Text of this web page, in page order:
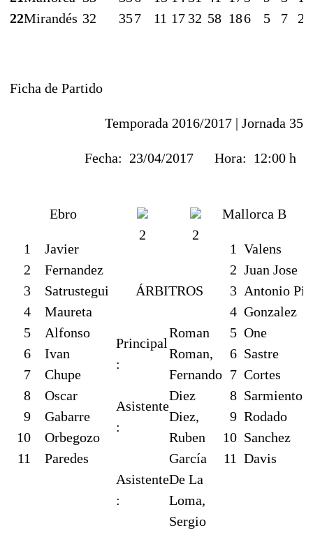
22Mirandés 32 357 11 17 32 58 186 5 7 20
Ficha de Partido
Temporada 2016/2017 | Jornada 35
Fecha: 23/04/2017 Hora: 12:00 h
Ebro
1
Javier
2
Fernandez
3
Satrustegui
4
Maureta
5
Alfonso
6
Ivan
7
Chupe
8
Oscar
9
Gabarre
10
Orbegozo
11
Paredes
2 2
ÁRBITROS
Principal
:
Roman
Roman,
Fernando
Asistente
:
Diez
Diez,
Ruben
Asistente
:
García
De La
Loma,
Sergio
Mallorca B
1 Valens
2 Juan Jose
3 Antonio
4 Gonzalez
5 One
6 Sastre
7 Cortes
8 Sarmiento
9 Rodado
10 Sanchez
11 Davis